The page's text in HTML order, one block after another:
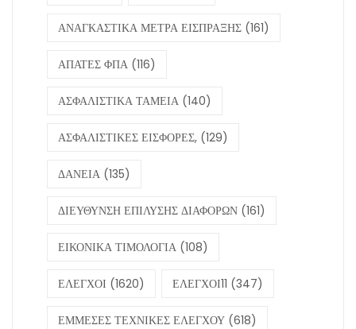
ΑΝΑΓΚΑΣΤΙΚΑ ΜΕΤΡΑ ΕΙΣΠΡΑΞΗΣ (161)
ΑΠΑΤΕΣ ΦΠΑ (116)
ΑΣΦΑΛΙΣΤΙΚΑ ΤΑΜΕΙΑ (140)
ΑΣΦΑΛΙΣΤΙΚΕΣ ΕΙΣΦΟΡΕΣ, (129)
ΔΑΝΕΙΑ (135)
ΔΙΕΥΘΥΝΣΗ ΕΠΙΛΥΣΗΣ ΔΙΑΦΟΡΩΝ (161)
ΕΙΚΟΝΙΚΑ ΤΙΜΟΛΟΓΙΑ (108)
ΕΛΕΓΧΟΙ (1620) ΕΛΕΓΧΟΙ11 (347)
ΕΜΜΕΣΕΣ ΤΕΧΝΙΚΕΣ ΕΛΕΓΧΟΥ (618)